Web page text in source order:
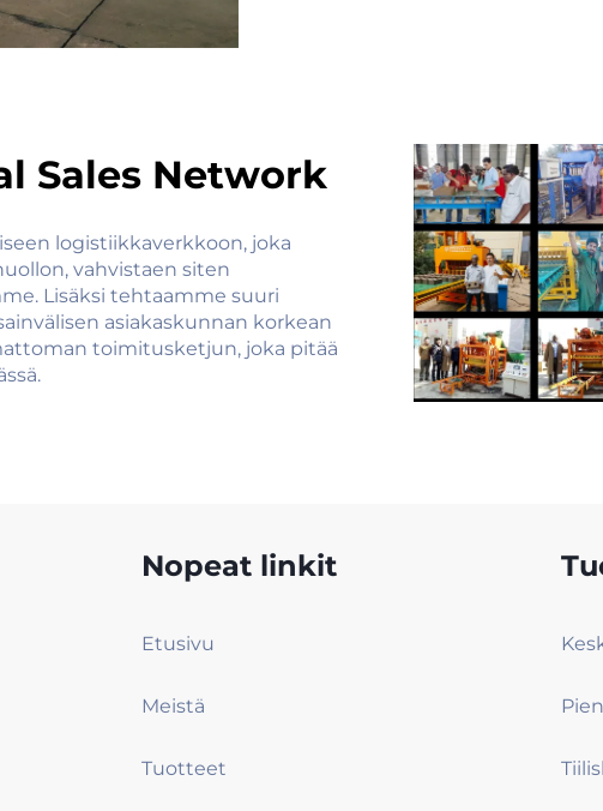
Sales Network
logistiikkaverkkoon, joka
vahvistaen siten
Lisäksi tehtaamme suuri
asiakaskunnan korkean
toimitusketjun, joka pitää
Nopeat linkit
Etusivu
Meistä
Tuotteet